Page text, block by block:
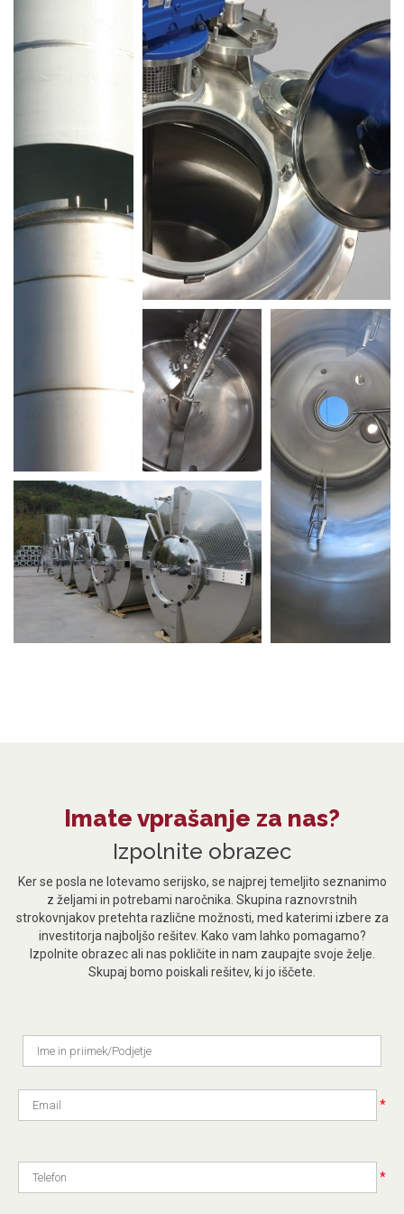
Imate vprašanje za nas?
Izpolnite obrazec
Ker se posla ne lotevamo serijsko, se najprej temeljito seznanimo
z željami in potrebami naročnika. Skupina raznovrstnih
strokovnjakov pretehta različne možnosti, med katerimi izbere za
investitorja najboljšo rešitev. Kako vam lahko pomagamo?
Izpolnite obrazec ali nas pokličite in nam zaupajte svoje želje.
Skupaj bomo poiskali rešitev, ki jo iščete.
*
*